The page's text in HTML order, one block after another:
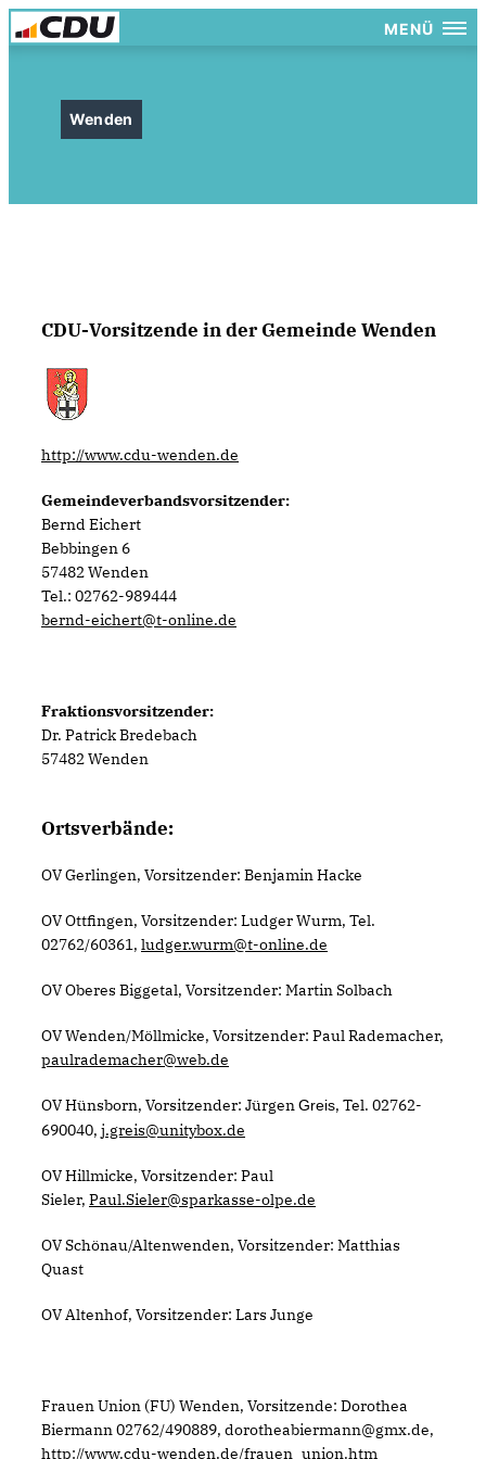
MENÜ
Wenden
CDU-Vorsitzende in der Gemeinde Wenden
http://www.cdu-wenden.de
Gemeindeverbandsvorsitzender:
Bernd Eichert
Bebbingen 6
57482Wenden
Tel.: 02762-989444
bernd-eichert@t-online.de
Fraktionsvorsitzender:
Dr. Patrick Bredebach
57482 Wenden
Ortsverbände:
OV Gerlingen, Vorsitzender: Benjamin Hacke
OV Ottfingen, Vorsitzender: Ludger Wurm, Tel.
02762/60361, ludger.wurm@t-online.de
OV Oberes Biggetal, Vorsitzender: Martin Solbach
OV Wenden/Möllmicke, Vorsitzender: Paul Rademacher,
paulrademacher@web.de
OV Hünsborn, Vorsitzender: JürgenGreis, Tel. 02762-
690040, j.greis@unitybox.de
OV Hillmicke, Vorsitzender: Paul
Sieler, Paul.Sieler@sparkasse-olpe.de
OV Schönau/Altenwenden, Vorsitzender: Matthias
Quast
OV Altenhof, Vorsitzender: Lars Junge
Frauen Union (FU) Wenden, Vorsitzende: Dorothea
Biermann 02762/490889, dorotheabiermann@gmx.de,
http://www.cdu-wenden.de/frauen_union.htm